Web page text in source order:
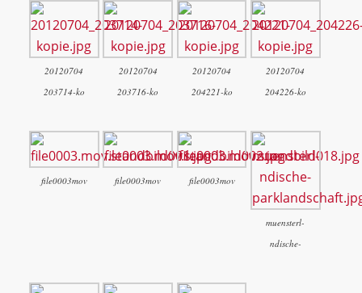
20120704
203714-ko
20120704
203716-ko
20120704
204221-ko
20120704
204226-ko
file0003mov file0003mov file0003mov
muensterl-
ndische-